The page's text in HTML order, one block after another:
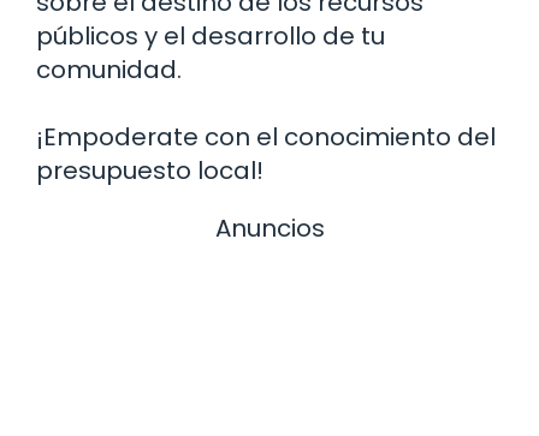
públicos y el desarrollo de tu
comunidad.
¡Empoderate con el conocimiento del
presupuesto local!
Anuncios